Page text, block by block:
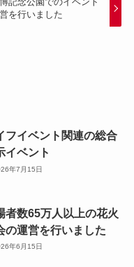
を行いました
フイベント関連の総合
イベント
年7月15日
者数65万人以上の花火
の運営を行いました
年6月15日